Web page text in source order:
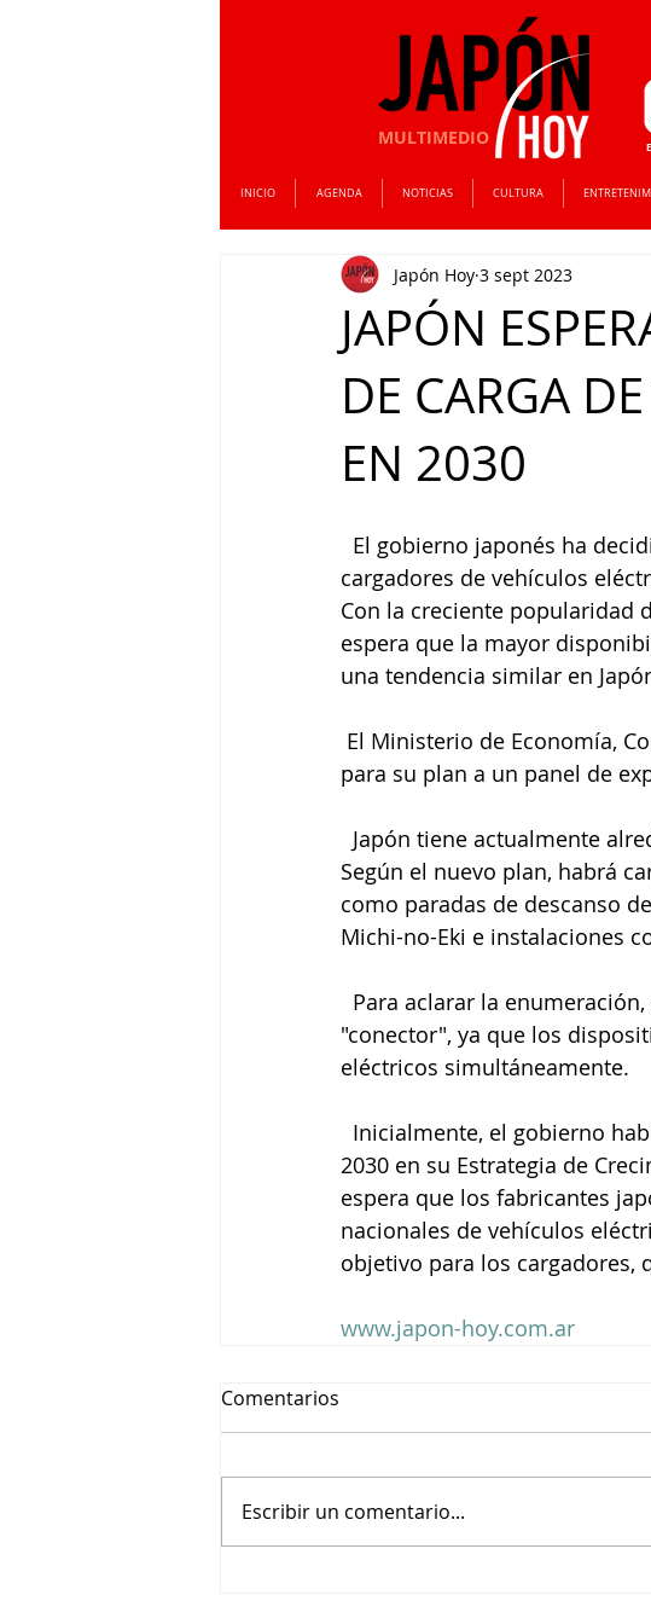
MULTIMEDIO
INICIO AGENDA NOTICIAS CULTURA
JAPÓN
DE CARGA
EN 2030
Japón Hoy 3 sept 2023
cargadores de vehículos
Con la creciente popularidad
espera que la mayor
una tendencia similar en
para su plan a un panel de
Según el nuevo plan, habrá
como paradas de descanso
Michi-no-Eki e instalaciones
"conector", ya que los
eléctricos simultáneamente.
2030 en su Estrategia de
espera que los fabricantes
nacionales de vehículos
objetivo para los cargadores,
www.japon-hoy.com.ar
Comentarios
Escribir un comentario...